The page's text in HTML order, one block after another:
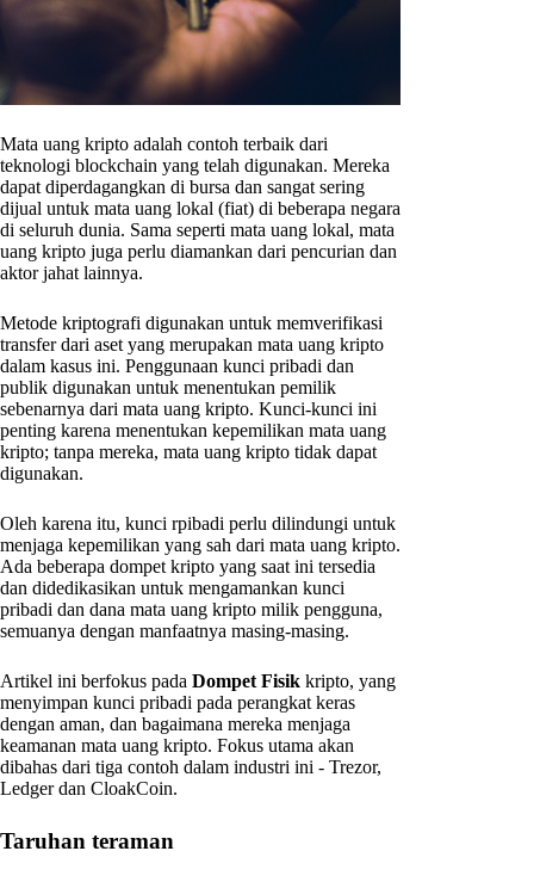
Mata uang kripto adalah contoh terbaik dari
teknologi blockchain yang telah digunakan. Mereka
dapat diperdagangkan di bursa dan sangat sering
dijual untuk mata uang lokal (fiat) di beberapa negara
di seluruh dunia. Sama seperti mata uang lokal, mata
uang kripto juga perlu diamankan dari pencurian dan
aktor jahat lainnya.
Metode kriptografi digunakan untuk memverifikasi
transfer dari aset yang merupakan mata uang kripto
dalam kasus ini. Penggunaan kunci pribadi dan
publik digunakan untuk menentukan pemilik
sebenarnya dari mata uang kripto. Kunci-kunci ini
penting karena menentukan kepemilikan mata uang
kripto; tanpa mereka, mata uang kripto tidak dapat
digunakan.
Oleh karena itu, kunci rpibadi perlu dilindungi untuk
menjaga kepemilikan yang sah dari mata uang kripto.
Ada beberapa dompet kripto yang saat ini tersedia
dan didedikasikan untuk mengamankan kunci
pribadi dan dana mata uang kripto milik pengguna,
semuanya dengan manfaatnya masing-masing.
Artikel ini berfokus pada Dompet Fisik kripto, yang
menyimpan kunci pribadi pada perangkat keras
dengan aman, dan bagaimana mereka menjaga
keamanan mata uang kripto. Fokus utama akan
dibahas dari tiga contoh dalam industri ini - Trezor,
Ledger dan CloakCoin.
Taruhan teraman